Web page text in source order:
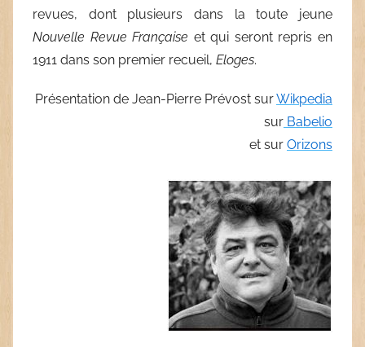
revues, dont plusieurs dans la toute jeune
Nouvelle Revue Française et qui seront repris en
1911 dans son premier recueil, Eloges.
Présentation de Jean-Pierre Prévost surWikpedia
sur Babelio
et sur Orizons